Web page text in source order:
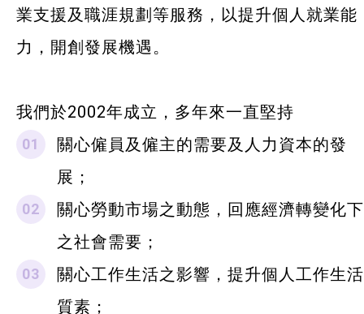
特別服務項目
服務單位及聯絡
業支援及職涯規劃等服務，以提升個人就業能
力，開創發展機遇。
我們於2002年成立，多年來一直堅持
關心僱員及僱主的需要及人力資本的發
展；
關心勞動市場之動態，回應經濟轉變化下
之社會需要；
關心工作生活之影響，提升個人工作生活
質素；